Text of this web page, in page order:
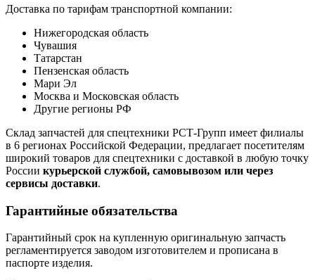
Доставка по тарифам транспортной компании:
Нижегородская область
Чувашия
Татарстан
Пензенская область
Мари Эл
Москва и Московская область
Другие регионы РФ
Склад запчастей для спецтехники РСТ-Групп имеет филиалы
в 6 регионах Российской Федерации, предлагает посетителям
широкий товаров для спецтехники с доставкой в любую точку
России курьерской службой, самовывозом или через
сервисы доставки.
Гарантийные обязательства
Гарантийный срок на купленную оригинальную запчасть
регламентируется заводом изготовителем и прописана в
паспорте изделия.